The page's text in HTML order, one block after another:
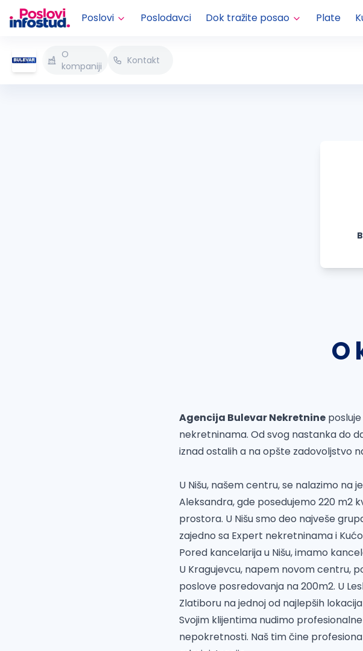
Poslovi Poslodavci Dok tražite posao Plate
O
kompaniji
Kontakt
O
Agencija Bulevar Nekretnine
nekretninama. Od svog nastanka do
iznad ostalih a na opšte zadovoljstvo
U Nišu, našem centru, se nalazimo na
Aleksandra, gde posedujemo 220 m2
prostora. U Nišu smo deo najveše
zajedno sa Expert nekretninama i
Pored kancelarija u Nišu, imamo
U Kragujevcu, napem novom centru,
poslove posredovanja na 200m2. U
Zlatiboru na jednoj od najlepših
Svojim klijentima nudimo
nepokretnosti. Naš tim čine